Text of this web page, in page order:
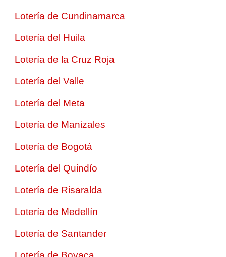
Lotería de Cundinamarca
Lotería del Huila
Lotería de la Cruz Roja
Lotería del Valle
Lotería del Meta
Lotería de Manizales
Lotería de Bogotá
Lotería del Quindío
Lotería de Risaralda
Lotería de Medellín
Lotería de Santander